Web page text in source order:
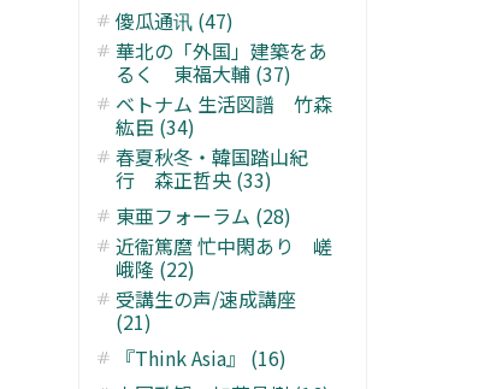
傻瓜通讯 (47)
華北の「外国」建築をあ
るく 東福大輔 (37)
ベトナム 生活図譜 竹森
紘臣 (34)
春夏秋冬・韓国踏山紀
行 森正哲央 (33)
東亜フォーラム (28)
近衞篤麿 忙中閑あり 嵯
峨隆 (22)
受講生の声/速成講座
(21)
『Think Asia』 (16)